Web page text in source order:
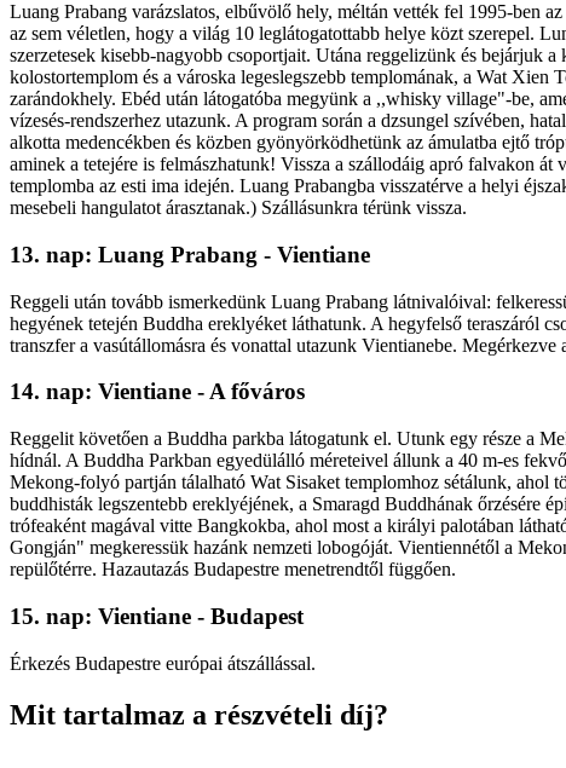
Luang Prabang varázslatos, elbűvölő hely, méltán vették fel 1995-ben
az sem véletlen, hogy a világ 10 leglátogatottabb helye közt szerepel.
szerzetesek kisebb-nagyobb csoportjait. Utána reggelizünk és bejárjuk
kolostortemplom és a városka legeslegszebb templomának, a Wat
zarándokhely. Ebéd után látogatóba megyünk a ,,whisky village"-be,
vízesés-rendszerhez utazunk. A program során a dzsungel szívében,
alkotta medencékben és közben gyönyörködhetünk az ámulatba ejtő
aminek a tetejére is felmászhatunk! Vissza a szállodáig apró falvakon
templomba az esti ima idején. Luang Prabangba visszatérve a helyi
mesebeli hangulatot árasztanak.) Szállásunkra térünk vissza.
13. nap: Luang Prabang - Vientiane
Reggeli után tovább ismerkedünk Luang Prabang látnivalóival:
hegyének tetején Buddha ereklyéket láthatunk. A hegyfelső teraszáról
transzfer a vasútállomásra és vonattal utazunk Vientianebe.
14. nap: Vientiane - A főváros
Reggelit követően a Buddha parkba látogatunk el. Utunk egy része a
hídnál. A Buddha Parkban egyedülálló méreteivel állunk a 40 m-es
Mekong-folyó partján tálalható Wat Sisaket templomhoz sétálunk, ahol
buddhisták legszentebb ereklyéjének, a Smaragd Buddhának őrzésére
trófeaként magával vitte Bangkokba, ahol most a királyi palotában
Gongján" megkeressük hazánk nemzeti lobogóját. Vientiennétől a
repülőtérre. Hazautazás Budapestre menetrendtől függően.
15. nap: Vientiane - Budapest
Érkezés Budapestre európai átszállással.
Mit tartalmaz a részvételi díj?